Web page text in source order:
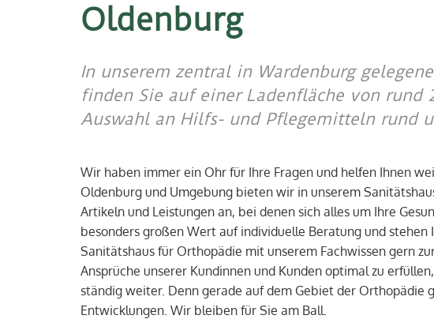
Oldenburg
In unserem zentral in Wardenburg
finden Sie auf einer Ladenfläche von rund
Auswahl an Hilfs- und Pflegemitteln rund
Wir haben immer ein Ohr für Ihre Fragen und helfen Ihnen
Oldenburg und Umgebung bieten wir in unserem
Artikeln und Leistungen an, bei denen sich alles um Ihre
besonders großen Wert auf individuelle Beratung und stehen
Sanitätshaus für Orthopädie mit unserem Fachwissen gern
Ansprüche unserer Kundinnen und Kunden optimal zu
ständig weiter. Denn gerade auf dem Gebiet der Orthopädie
Entwicklungen. Wir bleiben für Sie am Ball.